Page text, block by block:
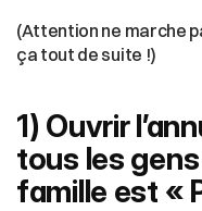
(Attention ne marche
ça tout de suite !)
1) Ouvrir
tous les
famille est «